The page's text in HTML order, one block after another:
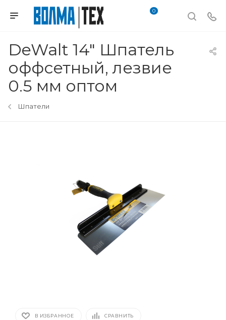
0
DeWalt 14" Шпатель
оффсетный, лезвие
0.5 мм оптом
Шпатели
В ИЗБРАННОЕ СРАВНИТЬ